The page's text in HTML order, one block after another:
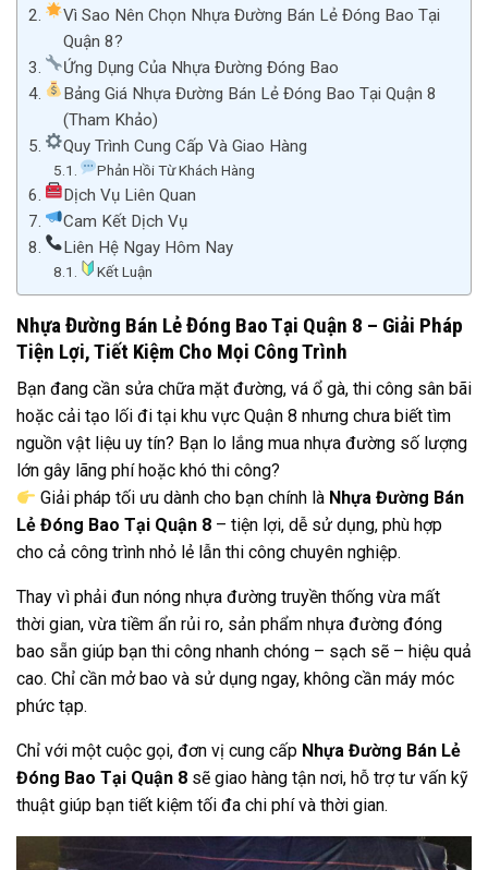
Vì Sao Nên Chọn Nhựa Đường Bán Lẻ Đóng Bao Tại
Quận 8?
Ứng Dụng Của Nhựa Đường Đóng Bao
Bảng Giá Nhựa Đường Bán Lẻ Đóng Bao Tại Quận 8
(Tham Khảo)
Quy Trình Cung Cấp Và Giao Hàng
Phản Hồi Từ Khách Hàng
Dịch Vụ Liên Quan
Cam Kết Dịch Vụ
Liên Hệ Ngay Hôm Nay
Kết Luận
Nhựa Đường Bán Lẻ Đóng Bao Tại Quận 8 – Giải Pháp
Tiện Lợi, Tiết Kiệm Cho Mọi Công Trình
Bạn đang cần sửa chữa mặt đường, vá ổ gà, thi công sân bãi
hoặc cải tạo lối đi tại khu vực Quận 8 nhưng chưa biết tìm
nguồn vật liệu uy tín? Bạn lo lắng mua nhựa đường số lượng
lớn gây lãng phí hoặc khó thi công?
Giải pháp tối ưu dành cho bạn chính là Nhựa Đường Bán
Lẻ Đóng Bao Tại Quận 8 – tiện lợi, dễ sử dụng, phù hợp
cho cả công trình nhỏ lẻ lẫn thi công chuyên nghiệp.
Thay vì phải đun nóng nhựa đường truyền thống vừa mất
thời gian, vừa tiềm ẩn rủi ro, sản phẩm nhựa đường đóng
bao sẵn giúp bạn thi công nhanh chóng – sạch sẽ – hiệu quả
cao. Chỉ cần mở bao và sử dụng ngay, không cần máy móc
phức tạp.
Chỉ với một cuộc gọi, đơn vị cung cấp Nhựa Đường Bán Lẻ
Đóng Bao Tại Quận 8 sẽ giao hàng tận nơi, hỗ trợ tư vấn kỹ
thuật giúp bạn tiết kiệm tối đa chi phí và thời gian.